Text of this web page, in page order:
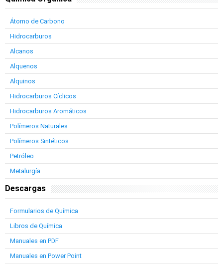
Átomo de Carbono
Hidrocarburos
Alcanos
Alquenos
Alquinos
Hidrocarburos Cíclicos
Hidrocarburos Aromáticos
Polímeros Naturales
Polímeros Sintéticos
Petróleo
Metalurgía
Descargas
Formularios de Química
Libros de Química
Manuales en PDF
Manuales en Power Point